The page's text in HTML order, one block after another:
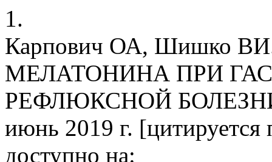
1.
Карпович ОА, Шишко
МЕЛАТОНИНА ПРИ
РЕФЛЮКСНОЙ БОЛЕЗНИ.
июнь 2019 г. [цитируется
доступно на: